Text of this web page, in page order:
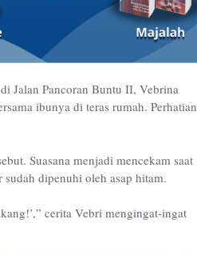
Jalan Pancoran Buntu II, Vebrina
ibunya di teras rumah. Perhatian
Suasana menjadi mencekam saat
dipenuhi oleh asap hitam.
cerita Vebri mengingat-ingat